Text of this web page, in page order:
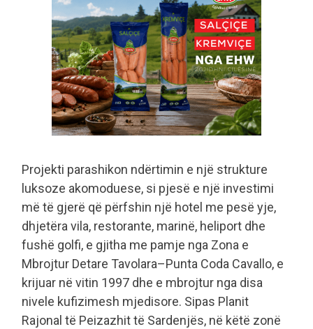
Projekti parashikon ndërtimin e një strukture
luksoze akomoduese, si pjesë e një investimi
më të gjerë që përfshin një hotel me pesë yje,
dhjetëra vila, restorante, marinë, heliport dhe
fushë golfi, e gjitha me pamje nga Zona e
Mbrojtur Detare Tavolara–Punta Coda Cavallo, e
krijuar në vitin 1997 dhe e mbrojtur nga disa
nivele kufizimesh mjedisore. Sipas Planit
Rajonal të Peizazhit të Sardenjës, në këtë zonë